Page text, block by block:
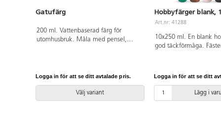
Gatufärg
200 ml. Vattenbaserad färg för
utomhusbruk. Måla med pensel,
bort från de flesta textilier i 30 °C.
PVC-fri. Från 3 år.
Logga in för att se ditt avtalade pris.
Välj variant
Hobbyfärger blank,
Art.nr: 41288
10x250 ml. En blank
god täckförmåga.
användning ute.
orange, röd, lila, blå,
Logga in för att se ditt
Lägg i